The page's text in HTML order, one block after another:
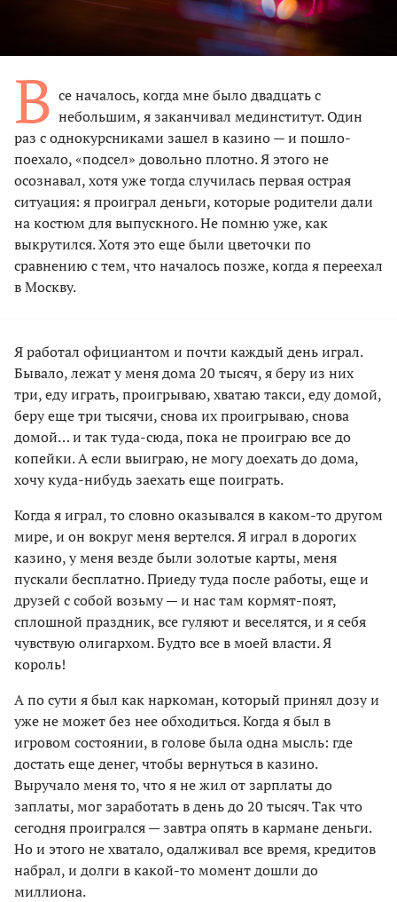
В се началось, когда мне было двадцать с
небольшим, я заканчивал мединститут. Один
раз с однокурсниками зашел в казино — и пошло-
поехало, «подсел» довольно плотно. Я этого не
осознавал, хотя уже тогда случилась первая острая
ситуация: я проиграл деньги, которые родители дали
на костюм для выпускного. Не помню уже, как
выкрутился. Хотя это еще были цветочки по
сравнению с тем, что началось позже, когда я переехал
в Москву.
Я работал официантом и почти каждый день играл.
Бывало, лежат у меня дома 20 тысяч, я беру из них
три, еду играть, проигрываю, хватаю такси, еду домой,
беру еще три тысячи, снова их проигрываю, снова
домой… и так туда-сюда, пока не проиграю все до
копейки. А если выиграю, не могу доехать до дома,
хочу куда-нибудь заехать еще поиграть.
Когда я играл, то словно оказывался в каком-то другом
мире, и он вокруг меня вертелся. Я играл в дорогих
казино, у меня везде были золотые карты, меня
пускали бесплатно. Приеду туда после работы, еще и
друзей с собой возьму — и нас там кормят-поят,
сплошной праздник, все гуляют и веселятся, и я себя
чувствую олигархом. Будто все в моей власти. Я
король!
А по сути я был как наркоман, который принял дозу и
уже не может без нее обходиться. Когда я был в
игровом состоянии, в голове была одна мысль: где
достать еще денег, чтобы вернуться в казино.
Выручало меня то, что я не жил от зарплаты до
заплаты, мог заработать в день до 20 тысяч. Так что
сегодня проигрался — завтра опять в кармане деньги.
Но и этого не хватало, одалживал все время, кредитов
набрал, и долги в какой-то момент дошли до
миллиона.